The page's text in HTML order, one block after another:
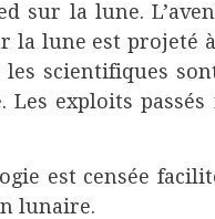
sur la lune.
lune est projeté
scientifiques
Les exploits
est censée
lunaire.